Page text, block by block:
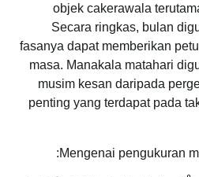
objek cakerawala
Secara ringkas, bulan
fasanya dapat memberikan
masa. Manakala matahari
musim kesan daripada
penting yang terdapat pada
Mengenai pengukuran